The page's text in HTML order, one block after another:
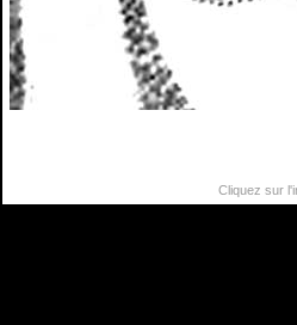
Cliquez sur